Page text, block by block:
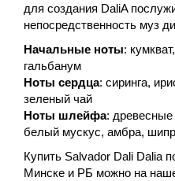
для создания DaliA
непосредственность муз
Начальные ноты:
гальбанум
Ноты сердца: сиринга,
зеленый чай
Ноты шлейфа: древесные
белый мускус, амбра,
Купить Salvador Dali Dalia
Минске и РБ можно на